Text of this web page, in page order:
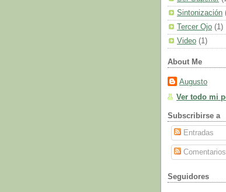
Sintonización
Tercer Ojo (1)
Video (1)
About Me
Augusto
Ver todo mi
Subscribirse a
Entradas
Comentarios
Seguidores